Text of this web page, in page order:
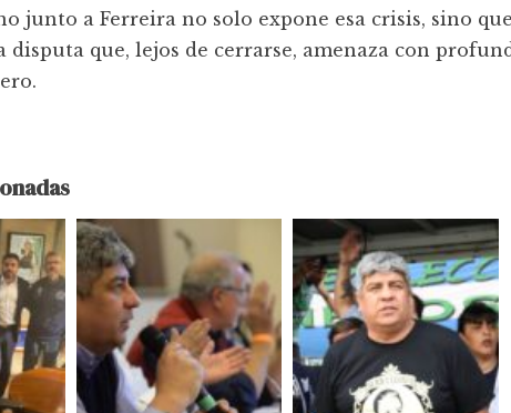
junto a Ferreira no solo expone esa crisis, sino
disputa que, lejos de cerrarse, amenaza con